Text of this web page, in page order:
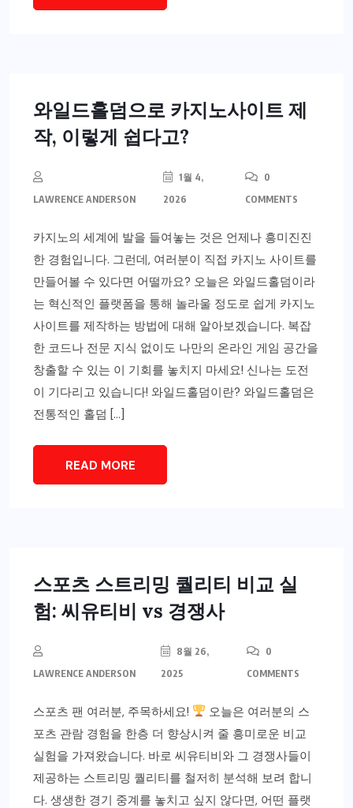
와일드홀덤으로 카지노사이트 제
작, 이렇게 쉽다고?
LAWRENCE ANDERSON
1월 4,
2026
0
COMMENTS
카지노의 세계에 발을 들여놓는 것은 언제나 흥미진진
한 경험입니다. 그런데, 여러분이 직접 카지노 사이트를
만들어볼 수 있다면 어떨까요? 오늘은 와일드홀덤이라
는 혁신적인 플랫폼을 통해 놀라울 정도로 쉽게 카지노
사이트를 제작하는 방법에 대해 알아보겠습니다. 복잡
한 코드나 전문 지식 없이도 나만의 온라인 게임 공간을
창출할 수 있는 이 기회를 놓치지 마세요! 신나는 도전
이 기다리고 있습니다! 와일드홀덤이란? 와일드홀덤은
전통적인 홀덤 […]
READ MORE
스포츠 스트리밍 퀄리티 비교 실
험: 씨유티비 vs 경쟁사
LAWRENCE ANDERSON
8월 26,
2025
0
COMMENTS
스포츠 팬 여러분, 주목하세요!
오늘은 여러분의 스
포츠 관람 경험을 한층 더 향상시켜 줄 흥미로운 비교
실험을 가져왔습니다. 바로 씨유티비와 그 경쟁사들이
제공하는 스트리밍 퀄리티를 철저히 분석해 보려 합니
다. 생생한 경기 중계를 놓치고 싶지 않다면, 어떤 플랫